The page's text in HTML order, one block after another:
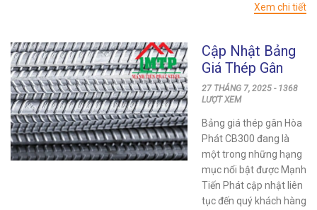
Xem chi tiết
Cập Nhật Bảng
Giá Thép Gân
Hòa Phát CB300
Mới Nhất Hiện
Nay
27 THÁNG 7, 2025 - 1368
LƯỢT XEM
Bảng giá thép gân Hòa
Phát CB300 đang là
một trong những hạng
mục nổi bật được Mạnh
Tiến Phát cập nhật liên
tục đến quý khách hàng